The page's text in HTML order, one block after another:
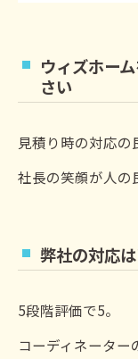
ウィズホー
さい
見積り時の対応の
社長の笑顔が人の
弊社の対応
5段階評価で5。
コーディネーター